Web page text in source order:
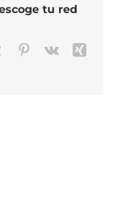
tu red
TumblrPinterest
Vk